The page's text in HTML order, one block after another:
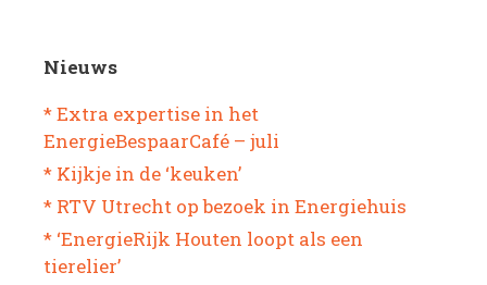
Nieuws
* Extra expertise in het
EnergieBespaarCafé – juli
* Kijkje in de ‘keuken’
* RTV Utrecht op bezoek in Energiehuis
* ‘EnergieRijk Houten loopt als een
tierelier’